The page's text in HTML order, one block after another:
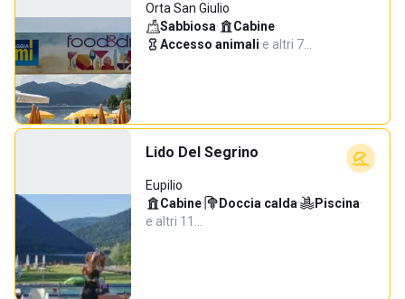
Orta San Giulio
Sabbiosa· Cabine·
Accesso animali·e altri 7…
Lido Del Segrino
Eupilio
Cabine· Doccia calda· Piscina·
e altri 11…